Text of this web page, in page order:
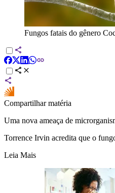
Fungos fatais do gênero
Compartilhar matéria
Uma nova ameaça de
Torrence Irvin acredita que o
Leia Mais